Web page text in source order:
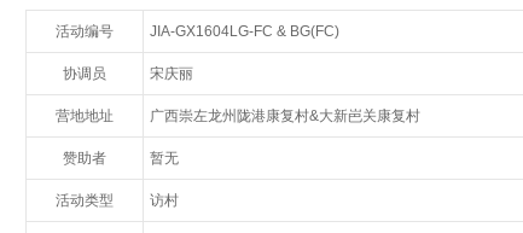
活动编号 JIA-GX1604LG-FC & BG(FC)
协调员 宋庆丽
营地地址 广西崇左龙州陇港康复村&大新岜关康复村
赞助者 暂无
活动类型 访村